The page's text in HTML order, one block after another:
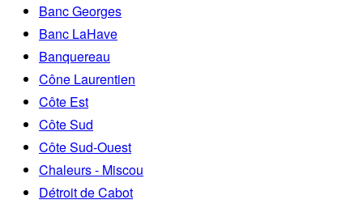
Banc Georges
Banc LaHave
Banquereau
Cône Laurentien
Côte Est
Côte Sud
Côte Sud-Ouest
Chaleurs - Miscou
Détroit de Cabot